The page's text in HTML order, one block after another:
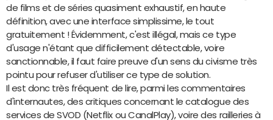
de films et de séries quasiment exhaustif, en haute
définition, avec une interface simplissime, le tout
gratuitement ! Évidemment, c'est illégal, mais ce type
d'usage n'étant que difficilement détectable, voire
sanctionnable, il faut faire preuve d'un sens du civisme très
pointu pour refuser d'utiliser ce type de solution.
Il est donc très fréquent de lire, parmi les commentaires
d'internautes, des critiques concernant le catalogue des
services de SVOD (Netflix ou CanalPlay), voire des railleries à